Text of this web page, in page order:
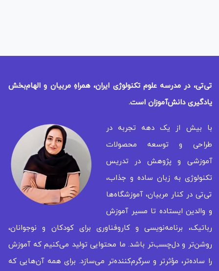
تی‌تی، در مدرسه علوم تکنولوژی ایران، همراهِ مربیان و الهام‌بخش
یادگیریدانش‌آموزان است.
با بیش از یک دهه تجربه در
طراحی و توسعه محصولات
آموزشی و پژوهش در تدریس
تکنولوژی به زبان ساده و جذاب،
تی‌تی در کنار مربیان، آموزشگاه‌ها
و والدین ایستاده تا مسیر آموزش
رباتیک، برنامه‌نویسی و کاروفناوری برای کودکان و نوجوانان،
روشن‌تر و دل‌چسب‌تر باشد. ما محتوایی تولید می‌کنیم که آموزش
را ساده‌تر، مؤثرتر و سرگرم‌کننده‌تر می‌سازد. برای همه‌ آن‌هایی که